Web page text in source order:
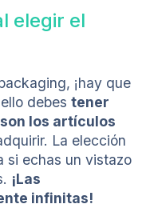
elegir el
¡hay que
ello debestener
los artículos
La elección
si echas un vistazo
¡Las
infinitas!